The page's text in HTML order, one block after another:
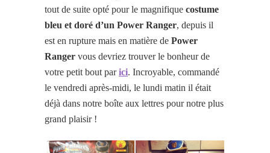
tout de suite opté pour le magnifique costume
bleu et doré d’un Power Ranger, depuis il
est en rupture mais en matière de Power
Ranger vous devriez trouver le bonheur de
votre petit bout parici. Incroyable, commandé
le vendredi après-midi, le lundi matin il était
déjà dans notre boîte aux lettres pour notre plus
grand plaisir !